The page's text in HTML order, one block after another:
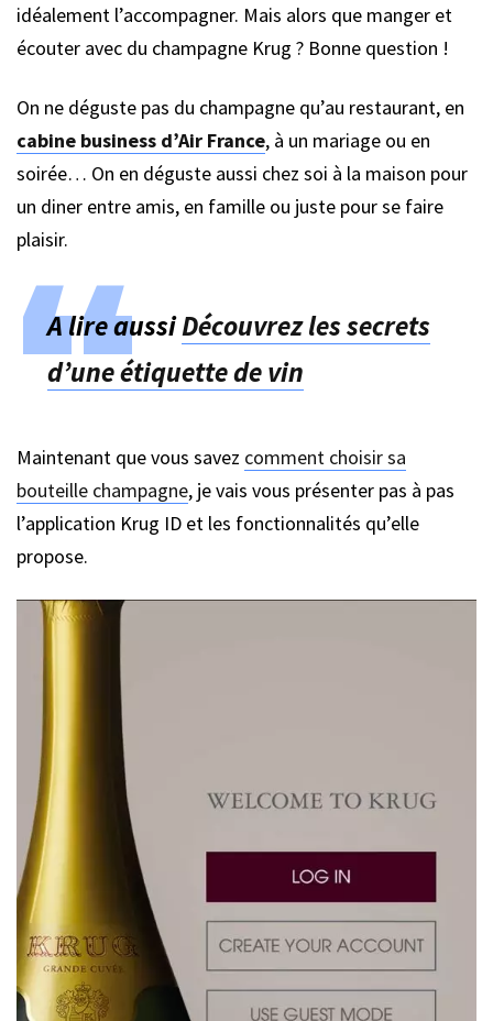
idéalement l’accompagner. Mais alors que manger et
écouter avec du champagne Krug ? Bonne question !
On ne déguste pas du champagne qu’au restaurant, en
cabine business d’Air France, à un mariage ou en
soirée… On en déguste aussi chez soi à la maison pour
un diner entre amis, en famille ou juste pour se faire
plaisir.
A lire aussiDécouvrez les secrets
d’une étiquette de vin
Maintenant que vous savez comment choisir sa
bouteille champagne, je vais vous présenter pas à pas
l’application Krug ID et les fonctionnalités qu’elle
propose.